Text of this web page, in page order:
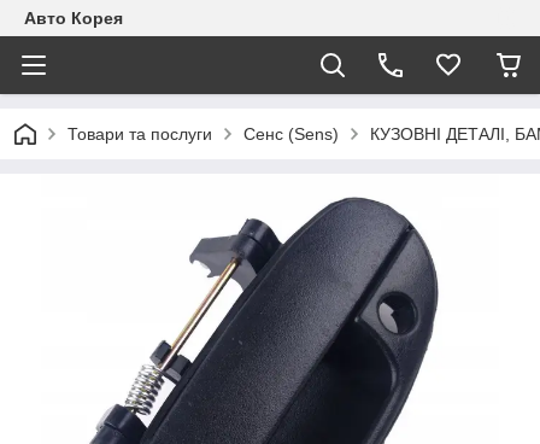
Авто Корея
Товари та послуги Сенс (Sens) КУЗОВНІ ДЕТАЛІ,